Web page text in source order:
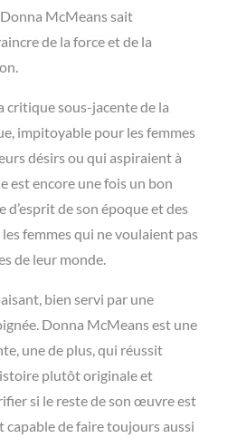
McMeans sait
de la force et de la
critique sous-jacente de la
impitoyable pour les femmes
désirs ou qui aspiraient à
est encore une fois un bon
d’esprit de son époque et des
femmes qui ne voulaient pas
de leur monde.
bien servi par une
Donna McMeans est une
une de plus, qui réussit
plutôt originale et
si le reste de son œuvre est
capable de faire toujours aussi